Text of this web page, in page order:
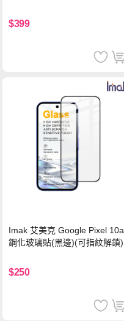
$399
Imak 艾美克 Google Pixel 10a
鋼化玻璃貼(黑邊)(可指紋解鎖)
$250